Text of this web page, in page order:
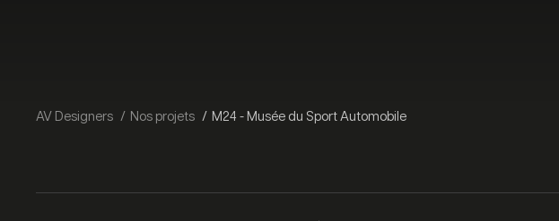
AV Designers Nos projets M24 - Musée du Sport Automobile